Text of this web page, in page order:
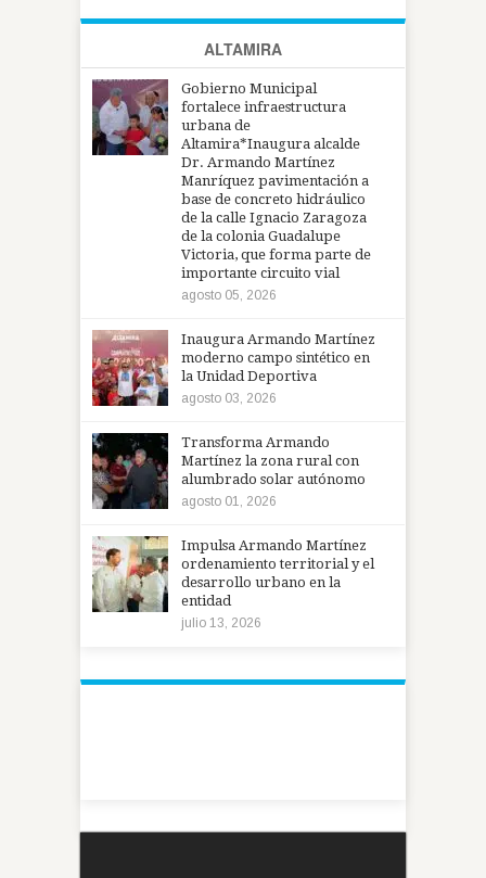
ALTAMIRA
Gobierno Municipal
fortalece infraestructura
urbana de
Altamira*Inaugura alcalde
Dr. Armando Martínez
Manríquez pavimentación a
base de concreto hidráulico
de la calle Ignacio Zaragoza
de la colonia Guadalupe
Victoria, que forma parte de
importante circuito vial
agosto 05, 2026
Inaugura Armando Martínez
moderno campo sintético en
la Unidad Deportiva
agosto 03, 2026
Transforma Armando
Martínez la zona rural con
alumbrado solar autónomo
agosto 01, 2026
Impulsa Armando Martínez
ordenamiento territorial y el
desarrollo urbano en la
entidad
julio 13, 2026